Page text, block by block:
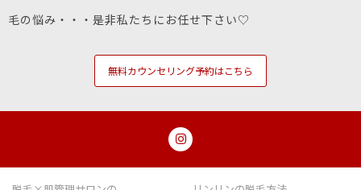
毛の悩み・・・是非私たちにお任せ下さい♡
無料カウンセリング予約はこちら